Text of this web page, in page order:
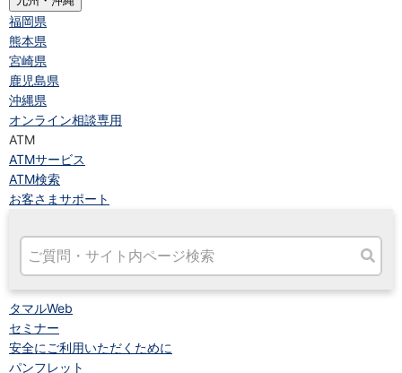
福岡県
熊本県
宮崎県
鹿児島県
沖縄県
オンライン相談専用
ATM
ATMサービス
ATM検索
お客さまサポート
タマルWeb
セミナー
安全にご利用いただくために
パンフレット